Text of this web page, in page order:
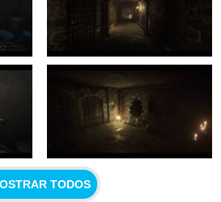
TODOS